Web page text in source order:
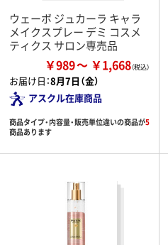
ウェーボ ジュカーラ キャラ
メイクスプレー デミ コスメ
ティクス サロン専売品
￥989 ￥1,668
お届け日：8月7日（金）
アスクル在庫商品
商品タイプ・内容量・販売単位違いの商品が5
商品あります